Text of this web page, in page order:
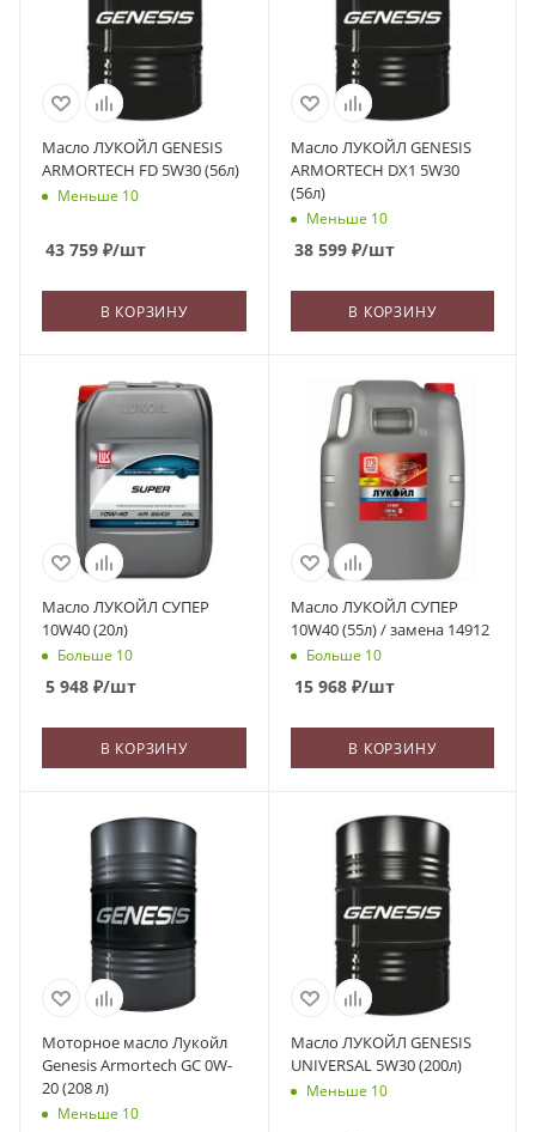
Масло ЛУКОЙЛ GENESIS
ARMORTECH FD 5W30 (56л)
Меньше 10
43 759 ₽/шт
В КОРЗИНУ
Масло ЛУКОЙЛ GENESIS
ARMORTECH DX1 5W30
(56л)
Меньше 10
38 599₽/шт
В КОРЗИНУ
Масло ЛУКОЙЛ СУПЕР
10W40 (20л)
Больше 10
5 948 ₽/шт
В КОРЗИНУ
Масло ЛУКОЙЛ СУПЕР
10W40 (55л) / замена 14912
Больше 10
15 968₽/шт
В КОРЗИНУ
Моторное масло Лукойл
Genesis Armortech GC 0W-
20 (208 л)
Меньше 10
Масло ЛУКОЙЛ GENESIS
UNIVERSAL 5W30 (200л)
Меньше 10